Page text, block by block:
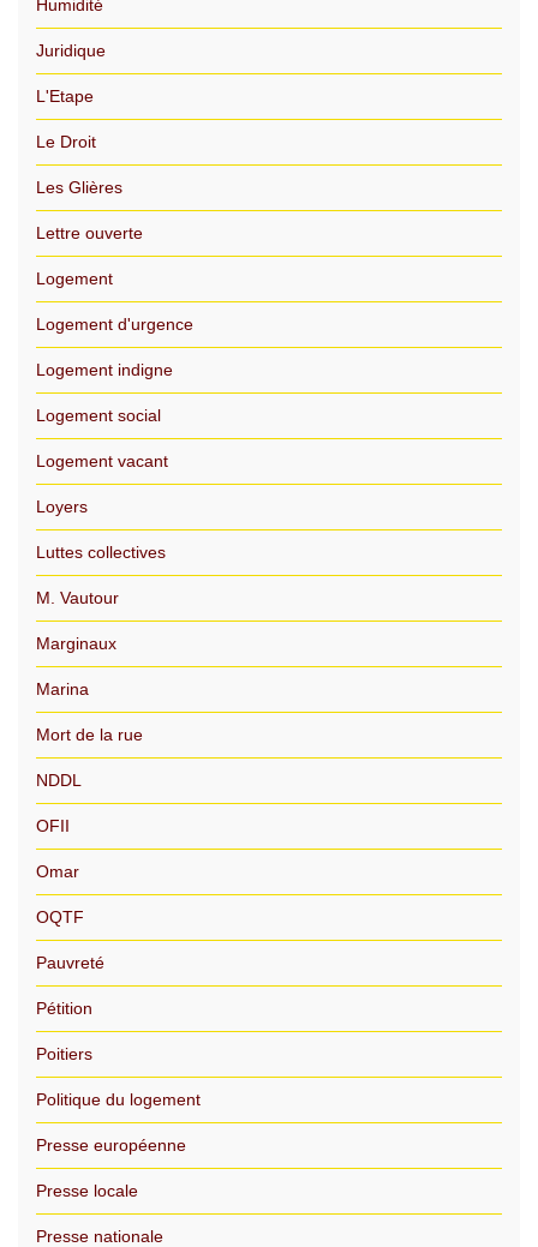
Humidité
Juridique
L'Etape
Le Droit
Les Glières
Lettre ouverte
Logement
Logement d'urgence
Logement indigne
Logement social
Logement vacant
Loyers
Luttes collectives
M. Vautour
Marginaux
Marina
Mort de la rue
NDDL
OFII
Omar
OQTF
Pauvreté
Pétition
Poitiers
Politique du logement
Presse européenne
Presse locale
Presse nationale